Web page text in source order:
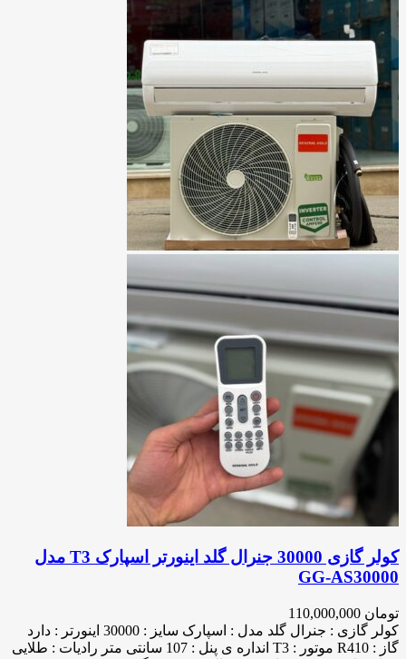
کولر گازی 30000 جنرال گلد اینورتر اسپارک T3 مدل
GG-AS30000
تومان
کولر گازی : جنرال گلد مدل : اسپارک سایز : 30000 اینورتر : دارد
گاز : R410 موتور : T3 انداره ی پنل : 107 سانتی متر رادیات : طلایی